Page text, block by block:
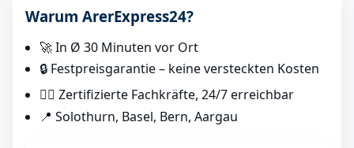
Warum ArerExpress24?
🚀 In Ø 30 Minuten vor Ort
🔒 Festpreisgarantie – keine versteckten Kosten
👷‍♂️ Zertifizierte Fachkräfte, 24/7 erreichbar
📍 Solothurn, Basel, Bern, Aargau